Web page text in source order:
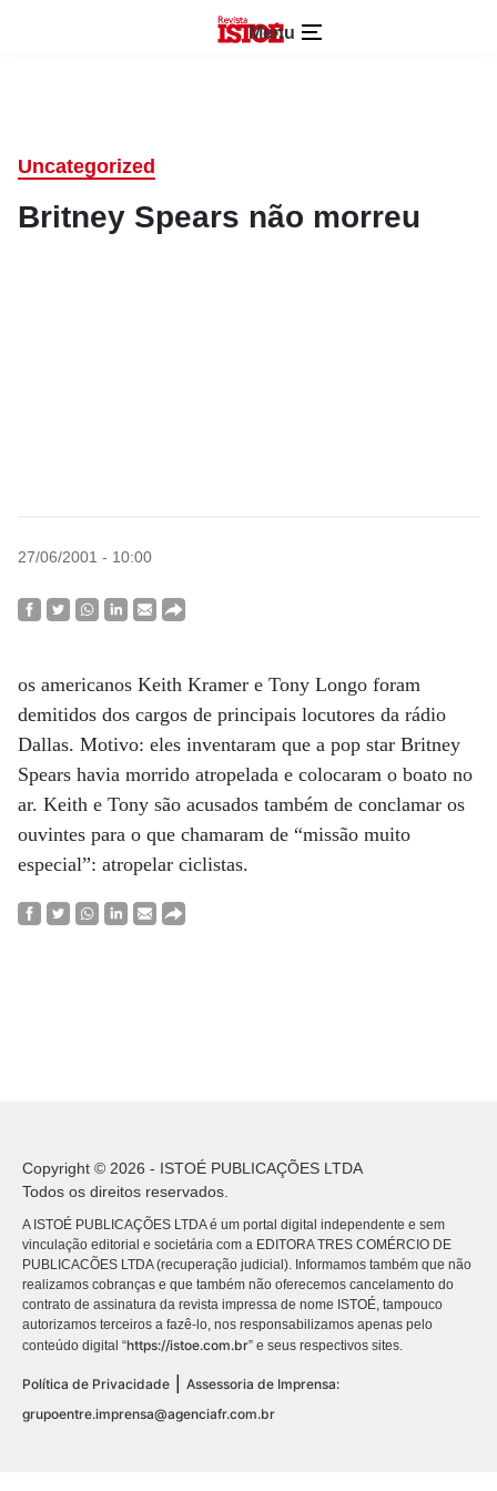
Menu
Uncategorized
Britney Spears não morreu
27/06/2001 - 10:00
os americanos Keith Kramer e Tony Longo foram
demitidos dos cargos de principais locutores da rádio
Dallas. Motivo: eles inventaram que a pop star Britney
Spears havia morrido atropelada e colocaram o boato no
ar. Keith e Tony são acusados também de conclamar os
ouvintes para o que chamaram de “missão muito
especial”: atropelar ciclistas.
Copyright © 2026 - ISTOÉ PUBLICAÇÕES LTDA
Todos os direitos reservados.
A ISTOÉ PUBLICAÇÕES LTDA é um portal digital independente e sem
vinculação editorial e societária com a EDITORA TRES COMÉRCIO DE
PUBLICACÕES LTDA (recuperação judicial). Informamos também que não
realizamos cobranças e que também não oferecemos cancelamento do
contrato de assinatura da revista impressa de nome ISTOÉ, tampouco
autorizamos terceiros a fazê-lo, nos responsabilizamos apenas pelo
conteúdo digital “https://istoe.com.br” e seus respectivos sites.
Política de Privacidade
Assessoria de Imprensa:
grupoentre.imprensa@agenciafr.com.br